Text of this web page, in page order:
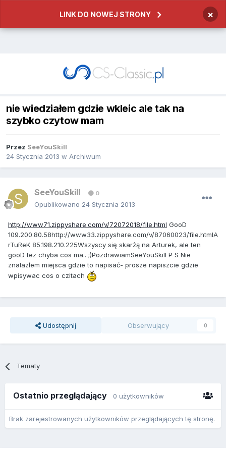
LINK DO NOWEJ STRONY ×
nie wiedziałem gdzie wkleic ale tak na
szybko czytow mam
Przez SeeYouSkill
24 Stycznia 2013 w Archiwum
SeeYouSkill 0
Opublikowano 24 Stycznia 2013
http://www71.zippyshare.com/v/72072018/file.html GooD
109.200.80.58http://www33.zippyshare.com/v/87060023/file.htmlA
rTuReK 85.198.210.225Wszyscy się skarżą na Arturek, ale ten
gooD tez chyba cos ma.. ;)PozdrawiamSeeYouSkill P S Nie
znalazłem miejsca gdzie to napisać- prosze napiszcie gdzie
wpisywac cos o czitach
Udostępnij Obserwujący 0
Tematy
Ostatnio przeglądający 0 użytkowników
Brak zarejestrowanych użytkowników przeglądających tę stronę.